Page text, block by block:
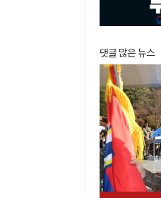
댓글 많은 뉴스